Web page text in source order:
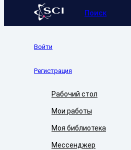
Поиск
Войти
Регистрация
Рабочий стол
Мои работы
Моя библиотека
Мессенджер